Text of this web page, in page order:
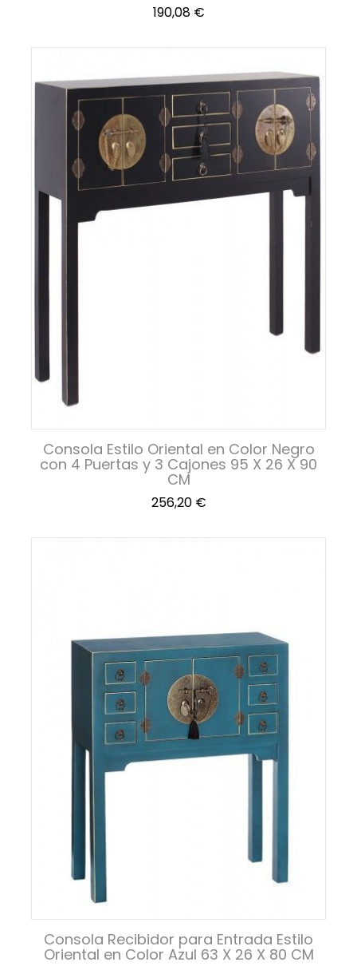
Precio
190,08 €
Consola Estilo Oriental en Color Negro
con 4 Puertas y 3 Cajones 95 X 26 X 90
CM
Precio
256,20 €
Consola Recibidor para Entrada Estilo
Oriental en Color Azul 63 X 26 X 80 CM